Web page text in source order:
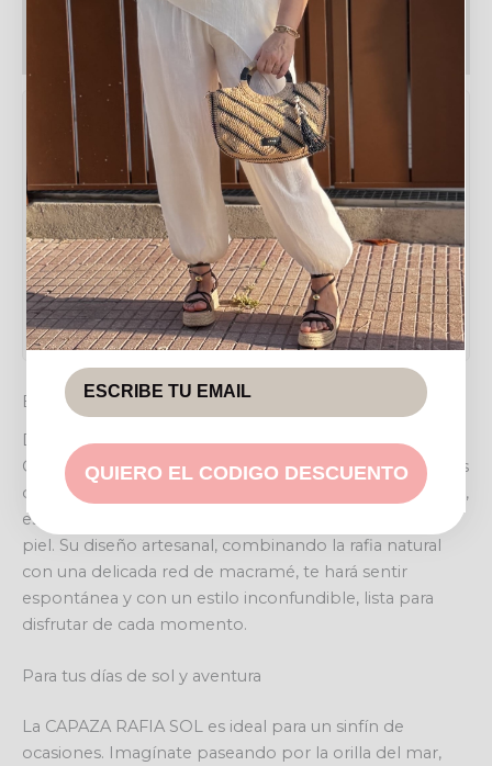
Valoraciones (0)
Política de devoluciones
Tabla de medidas
Medida Valor
Ancho 20 cm
Alto 26 cm
Fondo 13 cm
EL TOQUE VERANIEGO QUE TU LOOK NECESITA
Descubre la esencia del verano encapsulada en la
CAPAZA RAFIA SOL, el complemento perfecto para tus
días más luminosos. Este bolso no es solo un accesorio,
es una invitación a sentir la brisa marina y el sol en tu
piel. Su diseño artesanal, combinando la rafia natural
con una delicada red de macramé, te hará sentir
espontánea y con un estilo inconfundible, lista para
disfrutar de cada momento.
Para tus días de sol y aventura
La CAPAZA RAFIA SOL es ideal para un sinfín de
ocasiones. Imagínate paseando por la orilla del mar,
QUIERO EL CODIGO DESCUENTO